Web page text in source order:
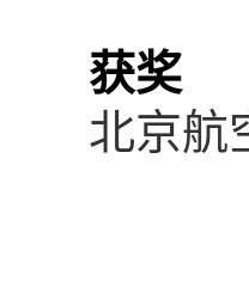
获奖
北京航